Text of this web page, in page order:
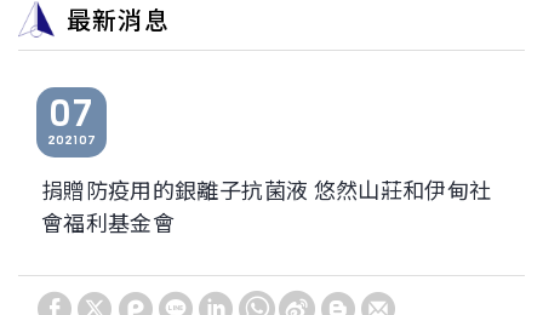
最新消息
07
07
2021
捐贈防疫用的銀離子抗菌液 悠然山莊和伊甸社
會福利基金會